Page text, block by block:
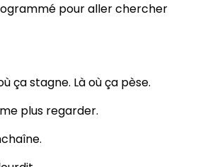
pour aller chercher
ça stagne. Là où ça pèse.
plus regarder.